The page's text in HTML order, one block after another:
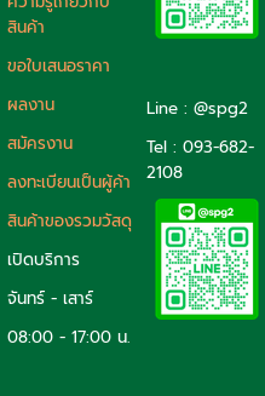
สินค้า
ขอใบเสนอราคา
ผลงาน
สมัครงาน
ลงทะเบียนเป็นผู้ค้า
สินค้าของรวมวัสดุ
เปิดบริการ
จันทร์ - เสาร์
08:00 - 17:00 น.
Line : @spg2
Tel : 093-682-
2108